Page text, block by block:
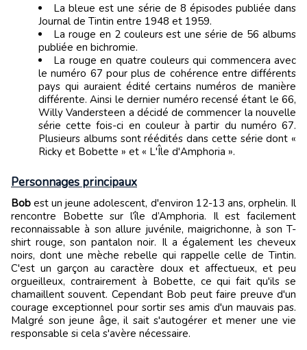
La bleue est une série de 8 épisodes publiée dans
Journal de Tintin entre 1948 et 1959.
La rouge en 2 couleurs est une série de 56 albums
publiée en bichromie.
La rouge en quatre couleurs qui commencera avec
le numéro 67 pour plus de cohérence entre différents
pays qui auraient édité certains numéros de manière
différente. Ainsi le dernier numéro recensé étant le 66,
Willy Vandersteen a décidé de commencer la nouvelle
série cette fois-ci en couleur à partir du numéro 67.
Plusieurs albums sont réédités dans cette série dont «
Ricky et Bobette » et « L'Île d'Amphoria ».
Personnages principaux
Bob est un jeune adolescent, d'environ 12-13 ans, orphelin. Il
rencontre Bobette sur l’île d’Amphoria. Il est facilement
reconnaissable à son allure juvénile, maigrichonne, à son T-
shirt rouge, son pantalon noir. Il a également les cheveux
noirs, dont une mèche rebelle qui rappelle celle de Tintin.
C'est un garçon au caractère doux et affectueux, et peu
orgueilleux, contrairement à Bobette, ce qui fait qu'ils se
chamaillent souvent. Cependant Bob peut faire preuve d'un
courage exceptionnel pour sortir ses amis d'un mauvais pas.
Malgré son jeune âge, il sait s'autogérer et mener une vie
responsable si cela s'avère nécessaire.